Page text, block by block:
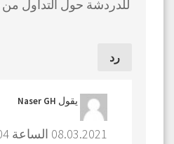
رد
يقول Naser GH
08.03.2021 الساعة 19:04